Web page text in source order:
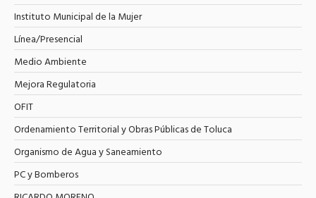
Instituto Municipal de la Mujer
Línea/Presencial
Medio Ambiente
Mejora Regulatoria
OFIT
Ordenamiento Territorial y Obras Públicas de Toluca
Organismo de Agua y Saneamiento
PC y Bomberos